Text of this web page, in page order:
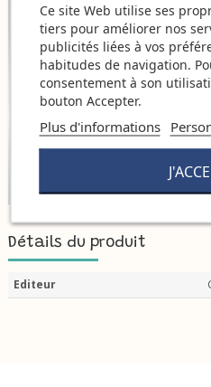
Détails du produit
Editeur
Ce site Web utilise ses
tiers pour améliorer nos
publicités liées à vos
habitudes de navigation.
consentement à son
bouton Accepter.
Plus d'informations